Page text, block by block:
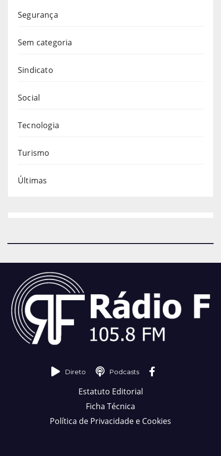
Segurança
Sem categoria
Sindicato
Social
Tecnologia
Turismo
Últimas
Direto Podcasts
Estatuto Editorial
Ficha Técnica
Política de Privacidade e Cookies